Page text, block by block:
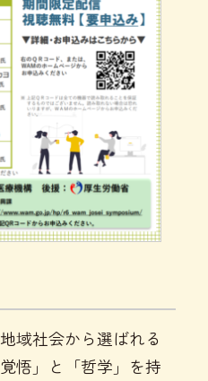
域社会から選ばれる
悟」と「哲学」を持